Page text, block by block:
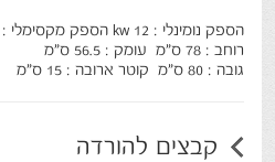
הספק נומינלי : 12 kw הספק מקסימלי : 14 kw
רוחב : 78 ס"מ עומק : 56.5 ס"מ
גובה : 80 ס"מ קוטר ארובה : 15 ס"מ
קבצים להורדה